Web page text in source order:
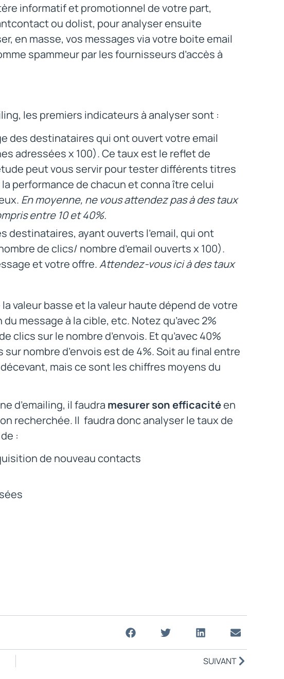
informatif et promotionnel de votre part,
ou dolist, pour analyser ensuite
en masse, vos messages via votre boite email
spammeur par les fournisseurs d’accès à
les premiers indicateurs à analyser sont :
des destinataires qui ont ouvert votre email
adressées x 100). Ce taux est le reflet de
peut vous servir pour tester différents titres
performance de chacun et conna ître celui
En moyenne, ne vous attendez pas à des taux
entre 10 et 40%.
destinataires, ayant ouverts l’email, qui ont
de clics/ nombre d’email ouverts x 100).
et votre offre.Attendez-vous ici à des taux
valeur basse et la valeur haute dépend de votre
message à la cible, etc. Notez qu’avec 2%
clics sur le nombre d’envois. Et qu’avec 40%
nombre d’envois est de 4%. Soit au final entre
mais ce sont les chiffres moyens du
d’emailing, il faudra mesurer son efficacitéen
recherchée. Il faudra donc analyser le taux de
:
de nouveau contacts
SUIVANT